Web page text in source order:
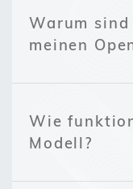
Warum
meinen
Wie
Modell?